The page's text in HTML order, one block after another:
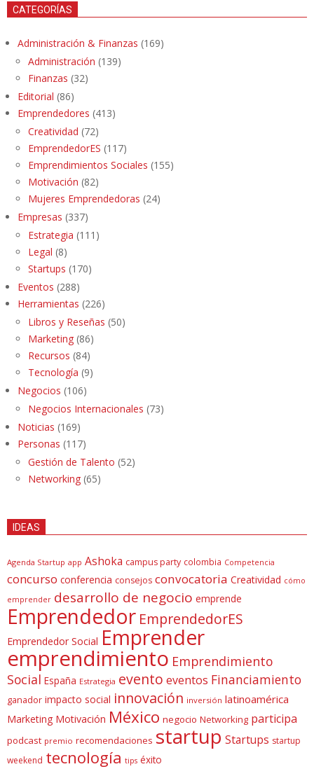
CATEGORÍAS
Administración & Finanzas (169)
Administración (139)
Finanzas (32)
Editorial (86)
Emprendedores (413)
Creatividad (72)
EmprendedorES (117)
Emprendimientos Sociales (155)
Motivación (82)
Mujeres Emprendedoras (24)
Empresas (337)
Estrategia (111)
Legal (8)
Startups (170)
Eventos (288)
Herramientas (226)
Libros y Reseñas (50)
Marketing (86)
Recursos (84)
Tecnología (9)
Negocios (106)
Negocios Internacionales (73)
Noticias (169)
Personas (117)
Gestión de Talento (52)
Networking (65)
IDEAS
Agenda Startup app Ashoka campus party colombia Competencia
concurso conferencia consejos convocatoria Creatividad cómo
emprender desarrollo de negocio emprende
Emprendedor EmprendedorES
Emprendedor Social Emprender
emprendimiento Emprendimiento
Social España Estrategia evento eventos Financiamiento
ganador impacto social innovación inversión latinoamérica
Marketing Motivación México negocio Networking participa
podcast premio recomendaciones startup Startups startup
weekend tecnología tips éxito